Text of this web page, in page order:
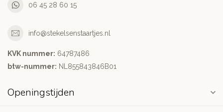
06 45 28 60 15
info@stekelsenstaartjes.nl
KVK nummer: 64787486
btw-nummer: NL855843846B01
Openingstijden